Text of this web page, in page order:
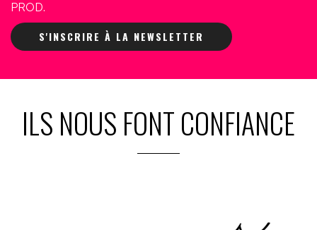
PROD.
S'INSCRIRE À LA NEWSLETTER
ILS NOUS FONT CONFIANCE